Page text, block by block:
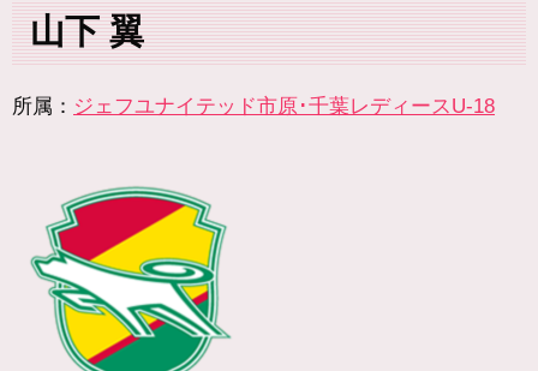
山下 翼
所属： ジェフユナイテッド市原･千葉レディースU-18